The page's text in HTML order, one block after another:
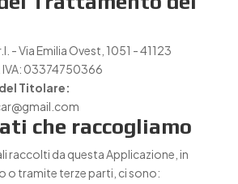
- Via Emilia Ovest, 1051 - 41123
IVA: 03374750366
Titolare:
che raccogliamo
raccolti da questa Applicazione, in
tramite terze parti, ci sono: